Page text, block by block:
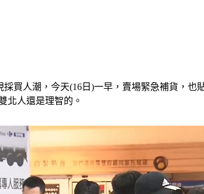
買人潮，今天(16日)一早，賣場緊急補貨，
北人還是理智的。